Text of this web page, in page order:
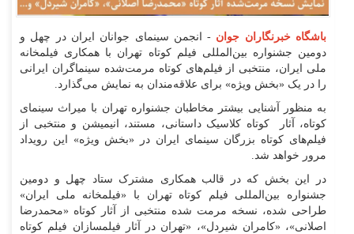
باشگاه خبرنگاران جوان - انجمن سینمای جوانان ایران در چهل و
دومین جشنواره بین‌المللی فیلم کوتاه تهران با همکاری فیلمخانه
ملی ایران، منتخبی از فیلم‌های کوتاه مرمت‌شده سینماگران ایرانی
را در یک «بخش ویژه» برای علاقه‌مندان به نمایش می‌گذارد.
به منظور آشنایی بیشتر مخاطبان جشنواره تهران با میراث سینمای
کوتاه، آثار کوتاه کلاسیک داستانی، مستند، انیمیشن و منتخبی از
فیلم‌های کوتاه بزرگان سینمای ایران در «بخش ویژه» این رویداد
مرور خواهد شد.
در این بخش که در قالب همکاری مشترک ستاد چهل و دومین
جشنواره بین‌المللی فیلم کوتاه تهران با «فیلمخانه ملی ایران»
طراحی شده، نسخه مرمت شده منتخبی از آثار کوتاه «محمدرضا
اصلانی»، «کامران شیردل»، «تهران در آثار فیلمسازان فیلم کوتاه